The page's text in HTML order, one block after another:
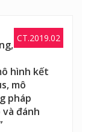
CT.2019.02
hình kết
mô
pháp
đánh